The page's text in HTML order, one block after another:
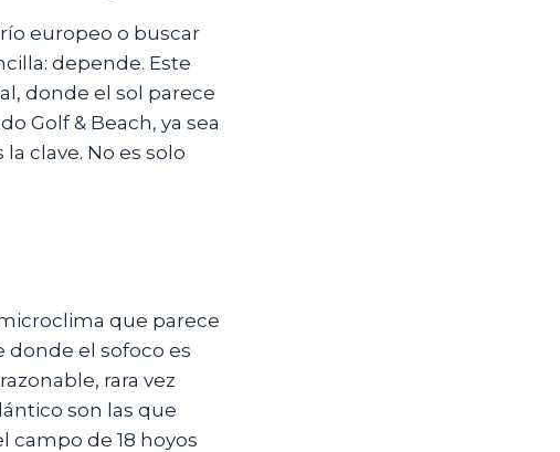
europeo o buscar
depende. Este
donde el sol parece
Golf & Beach, ya sea
clave. No es solo
que parece
donde el sofoco es
rara vez
son las que
campo de 18 hoyos